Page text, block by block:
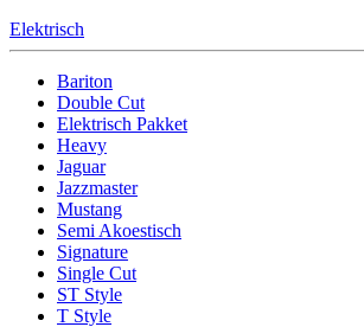
Elektrisch
Bariton
Double Cut
Elektrisch Pakket
Heavy
Jaguar
Jazzmaster
Mustang
Semi Akoestisch
Signature
Single Cut
ST Style
T Style